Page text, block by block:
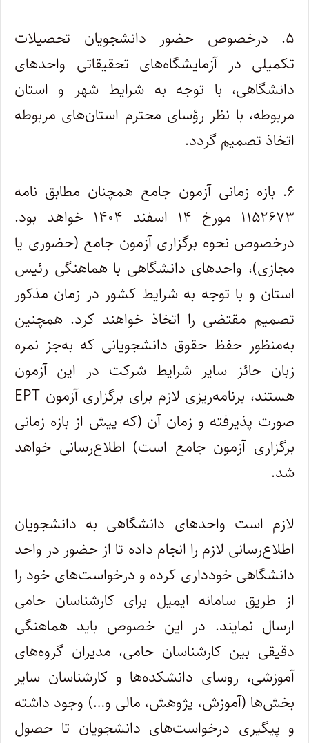
۵. درخصوص حضور دانشجویان تحصیلات
تکمیلی در آزمایشگاه‌های تحقیقاتی واحدهای
دانشگاهی، با توجه به شرایط شهر و استان
مربوطه، با نظر رؤسای محترم استان‌های مربوطه
اتخاذ تصمیم گردد.
۶. بازه زمانی آزمون جامع همچنان مطابق نامه
۱۱۵۲۶۷۳ مورخ ۱۴ اسفند ۱۴۰۴ خواهد بود.
درخصوص نحوه برگزاری آزمون جامع (حضوری یا
مجازی)، واحدهای دانشگاهی با هماهنگی رئیس
استان و با توجه به شرایط کشور در زمان مذکور
تصمیم مقتضی را اتخاذ خواهند کرد. همچنین
به‌منظور حفظ حقوق دانشجویانی که به‌جز نمره
زبان حائز سایر شرایط شرکت در این آزمون
هستند، برنامه‌ریزی لازم برای برگزاری آزمون EPT
صورت پذیرفته و زمان آن (که پیش از بازه زمانی
برگزاری آزمون جامع است) اطلاع‌رسانی خواهد
شد.
لازم است واحدهای دانشگاهی به دانشجویان
اطلاع‌رسانی لازم را انجام داده تا از حضور در واحد
دانشگاهی خودداری کرده و درخواست‌های خود را
از طریق سامانه ایمیل برای کارشناسان حامی
ارسال نمایند. در این خصوص باید هماهنگی
دقیقی بین کارشناسان حامی، مدیران گروه‌های
آموزشی، روسای دانشکده‌ها و کارشناسان سایر
بخش‌ها (آموزش، پژوهش، مالی و…) وجود داشته
و پیگیری درخواست‌های دانشجویان تا حصول